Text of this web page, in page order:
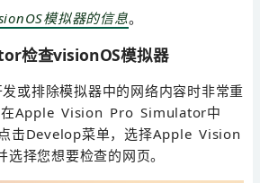
模拟器的信息。
检查visionOS模拟器
或排除模拟器中的网络内容时非常重
在Apple Vision Pro Simulator中
击Develop菜单，选择Apple Vision
择您想要检查的网页。